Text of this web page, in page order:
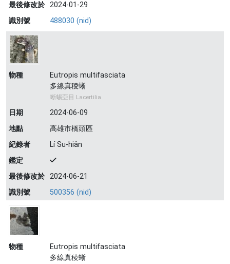
最後修改於 2024-01-29
識別號
488030 (nid)
物種
Eutropis multifasciata
多線真稜蜥
蜥蜴亞目 Lacertilia
日期
2024-06-09
地點
高雄市橋頭區
紀錄者
Lí Su-hiân
鑑定
最後修改於 2024-06-21
識別號
500356 (nid)
物種
Eutropis multifasciata
多線真稜蜥